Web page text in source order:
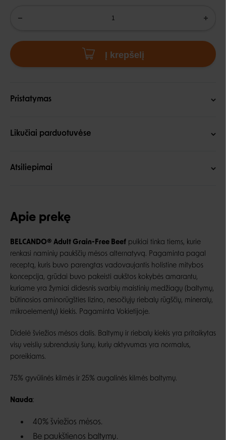
Į krepšelį
Pristatymas
Likučiai parduotuvėse
Atsiliepimai
Apie prekę
BELCANDO® Adult Grain-Free Beef puikiai tinka tiems, kurie
renkasi naminių paukščių mėsos alternatyvą. Pagaminta pagal
receptą, kuris buvo parengtas vadovaujantis holistine mitybos
koncepcija, grūdai buvo pakeisti aukštos kokybės amarantu,
kuriame yra žymiai didesnis svarbių maistinių medžiagų (baltymų,
būtinosios aminorūgšties lizino, nesočiųjų riebalų rūgščių, mineralų,
mikroelementų) kiekis. Pagaminta Vokietijoje.
Didelė šviežios mėsos dalis. Baltymų ir riebalų kiekis yra pritaikytas
visų veislių subrendusių šunų, kurių aktyvumas yra normalus,
poreikiams.
75% gyvūlinės kilmės ir 25% augalinės kilmės baltymų.
Nauda:
40% šviežios mėsos.
Be paukštienos baltymų.